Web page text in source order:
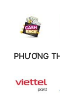
PHƯƠNG